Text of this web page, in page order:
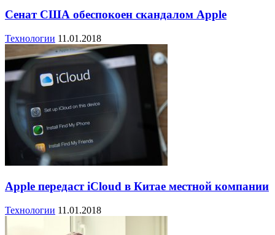
Сенат США обеспокоен скандалом Apple
Технологии 11.01.2018
Apple передаст iCloud в Китае местной компании
Технологии 11.01.2018